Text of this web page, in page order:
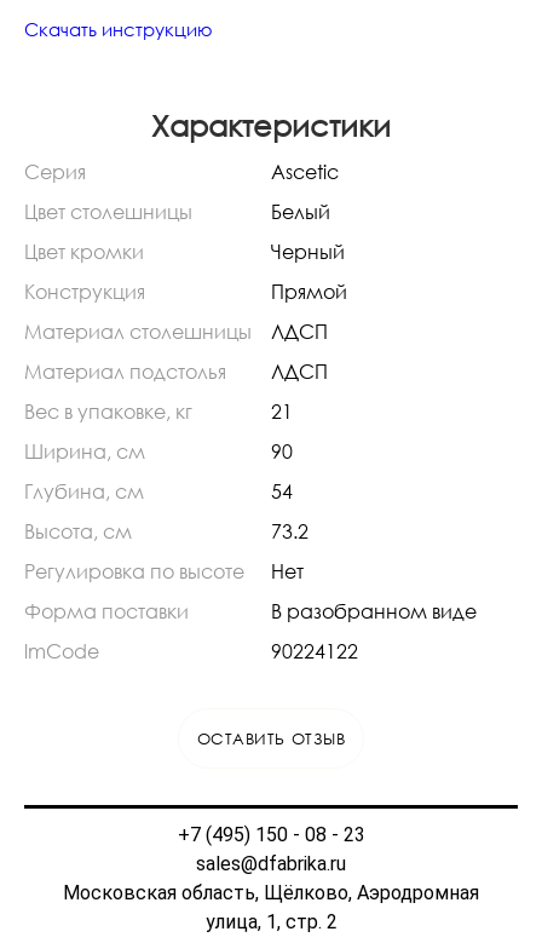
Скачать инструкцию
Характеристики
Серия
Ascetic
Цвет столешницы
Белый
Цвет кромки
Черный
Конструкция
Прямой
Материал столешницы
ЛДСП
Материал подстолья
ЛДСП
Вес в упаковке, кг
21
Ширина, см
90
Глубина, см
54
Высота, см
73.2
Регулировка по высоте
Нет
Форма поставки
В разобранном виде
lmCode
90224122
ОСТАВИТЬ ОТЗЫВ
+7 (495) 150 - 08 - 23
sales@dfabrika.ru
Московская область, Щёлково, Аэродромная
улица, 1, стр. 2